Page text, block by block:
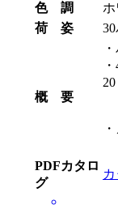
色 調
荷 姿
概 要
PDFカタロ
グ